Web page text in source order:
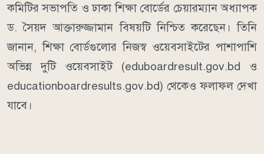
কমিটির সভাপতি ও ঢাকা শিক্ষা বোর্ডের চেয়ারম্যান অধ্যাপক
ড. সৈয়দ আক্তারুজ্জামান বিষয়টি নিশ্চিত করেছেন। তিনি
জানান, শিক্ষা বোর্ডগুলোর নিজস্ব ওয়েবসাইটের পাশাপাশি
অভিন্ন দুটি ওয়েবসাইট (eduboardresult.gov.bd ও
educationboardresults.gov.bd) থেকেও ফলাফল দেখা
যাবে।